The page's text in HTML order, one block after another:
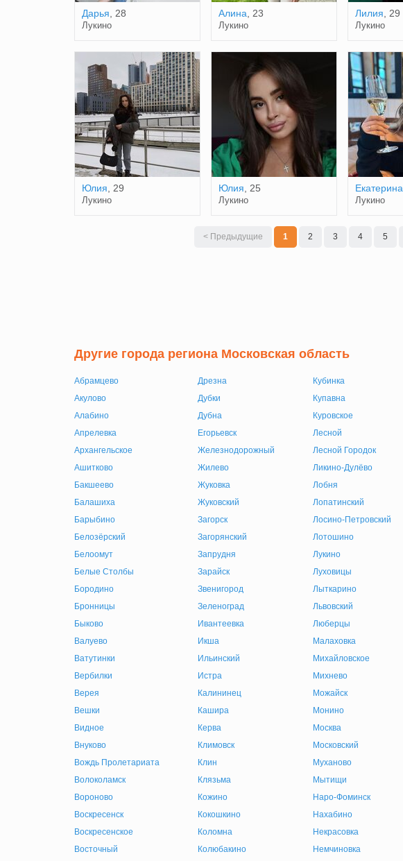
Дарья , 28
Лукино
Алина , 23
Лукино
Лилия , 29
Лукино
Юлия , 29
Лукино
Юлия , 25
Лукино
Екатерина
Лукино
< Предыдущие 1 2 3 4 5
Другие города региона Московская область
Абрамцево
Акулово
Алабино
Апрелевка
Архангельское
Ашитково
Бакшеево
Балашиха
Барыбино
Белозёрский
Белоомут
Белые Столбы
Бородино
Бронницы
Быково
Валуево
Ватутинки
Вербилки
Верея
Вешки
Видное
Внуково
Вождь Пролетариата
Волоколамск
Вороново
Воскресенск
Воскресенское
Восточный
Дрезна
Дубки
Дубна
Егорьевск
Железнодорожный
Жилево
Жуковка
Жуковский
Загорск
Загорянский
Запрудня
Зарайск
Звенигород
Зеленоград
Ивантеевка
Икша
Ильинский
Истра
Калининец
Кашира
Керва
Климовск
Клин
Клязьма
Кожино
Кокошкино
Коломна
Колюбакино
Кубинка
Купавна
Куровское
Лесной
Лесной Городок
Ликино-Дулёво
Лобня
Лопатинский
Лосино-Петровский
Лотошино
Лукино
Луховицы
Лыткарино
Львовский
Люберцы
Малаховка
Михайловское
Михнево
Можайск
Монино
Москва
Московский
Муханово
Мытищи
Наро-Фоминск
Нахабино
Некрасовка
Немчиновка